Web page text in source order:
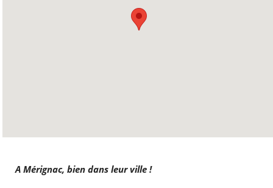
A Mérignac, bien dans leur ville !